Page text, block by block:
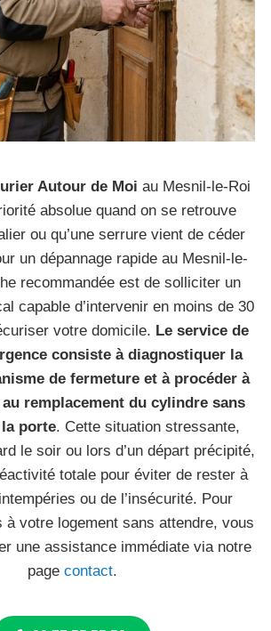
Autour de Moi au Mesnil-le-Roi
absolue quand on se retrouve
ou qu’une serrure vient de céder
un dépannage rapide au Mesnil-le-
recommandée est de solliciter un
capable d’intervenir en moins de 30
votre domicile. Le service de
consiste à diagnostiquer la
de fermeture et à procéder à
remplacement du cylindre sans
porte. Cette situation stressante,
le soir ou lors d’un départ précipité,
totale pour éviter de rester à
ou de l’insécurité. Pour
à votre logement sans attendre, vous
une assistance immédiate via notre
page contact.